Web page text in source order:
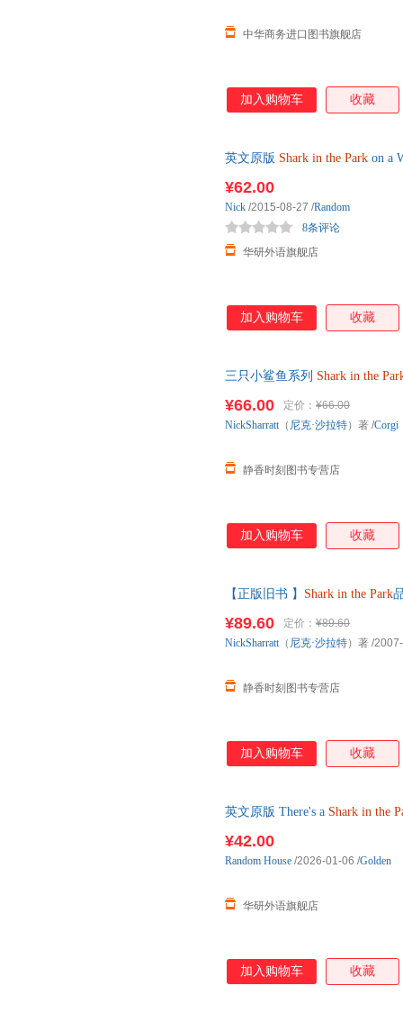
中华商务进口图书旗舰店
加入购物车 收藏
英文原版 Shark in the Park on a
¥62.00
华研外语旗舰店
8条评论
Nick /2015-08-27 /Random
加入购物车 收藏
三只小鲨鱼系列 Shark in the
¥66.00 定价： ¥66.00
静香时刻图书专营店
NickSharratt（ 尼克·沙拉特）著 /Corgi
加入购物车 收藏
【正版旧书 】 Shark in the Park
¥89.60 定价： ¥89.60
静香时刻图书专营店
NickSharratt（ 尼克·沙拉特）著 /
加入购物车 收藏
英文原版 There's a Shark in the
¥42.00
华研外语旗舰店
Random House /2026-01-06 /Golden
加入购物车 收藏